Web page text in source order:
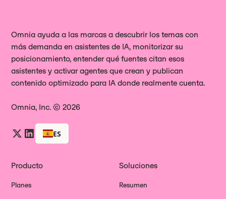
Omnia ayuda a las marcas a descubrir los temas con
más demanda en asistentes de IA, monitorizar su
posicionamiento, entender qué fuentes citan esos
asistentes y activar agentes que crean y publican
contenido optimizado para IA donde realmente cuenta.
Omnia, Inc. © 2026
ES
Producto
Planes
Soluciones
Resumen